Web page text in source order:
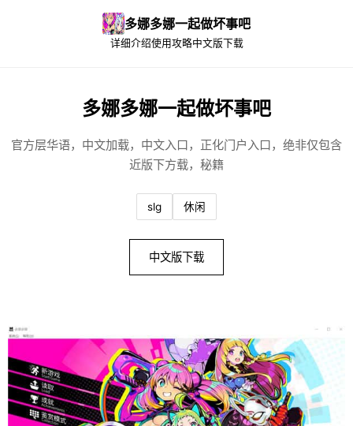
多娜多娜一起做坏事吧
详细介绍使用攻略中文版下载
多娜多娜一起做坏事吧
官方层华语，中文加载，中文入口，正化门户入口，绝非仅包含
近版下方载，秘籍
slg 休闲
中文版下载